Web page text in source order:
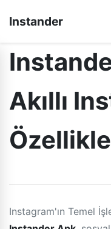
Instander
Akıllı
Instagram'ın Temel